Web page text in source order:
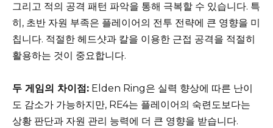
그리고 적의 공격 패턴 파악을 통해 극복할 수 있습니다. 특
히, 초반 자원 부족은 플레이어의 전투 전략에 큰 영향을 미
칩니다. 적절한 헤드샷과 칼을 이용한 근접 공격을 적절히
활용하는 것이 중요합니다.
두 게임의 차이점: Elden Ring은 실력 향상에 따른 난이
도 감소가 가능하지만, RE4는 플레이어의 숙련도보다는
상황 판단과 자원 관리 능력에 더 큰 영향을 받습니다.